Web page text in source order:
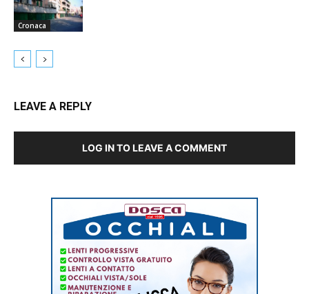
Cronaca
LEAVE A REPLY
LOG IN TO LEAVE A COMMENT